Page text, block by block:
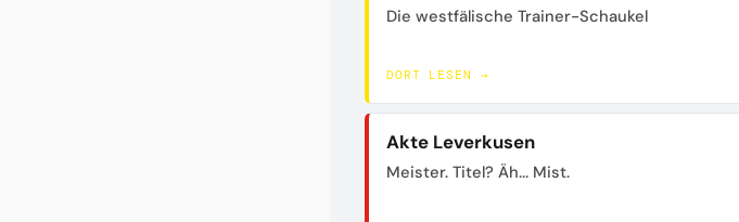
Die westfälische Trainer-Schaukel
DORT LESEN →
Akte Leverkusen
Meister. Titel? Äh... Mist.